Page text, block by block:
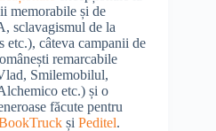
memorabile și de
sclavagismul de la
câteva campanii de
remarcabile
Smilemobilul,
etc.) și o
făcute pentru
și Peditel.